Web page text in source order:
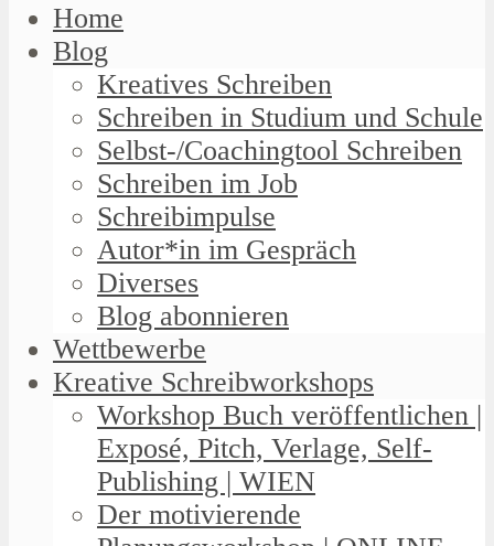
Home
Blog
Kreatives Schreiben
Schreiben in Studium und Schule
Selbst-/Coachingtool Schreiben
Schreiben im Job
Schreibimpulse
Autor*in im Gespräch
Diverses
Blog abonnieren
Wettbewerbe
Kreative Schreibworkshops
Workshop Buch veröffentlichen |
Exposé, Pitch, Verlage, Self-
Publishing | WIEN
Der motivierende